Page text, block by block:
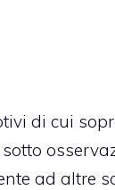
di cui
ad altre